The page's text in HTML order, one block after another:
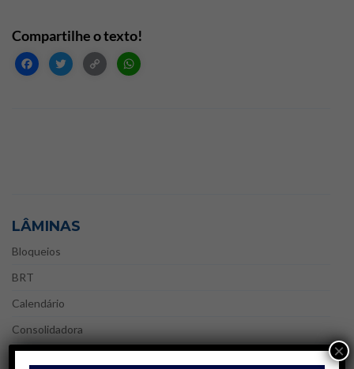
FacebookTwitter
Copy
LÂMINAS
Bloqueios
BRT
Calendário
Consolidadora
Cruzeiros
×